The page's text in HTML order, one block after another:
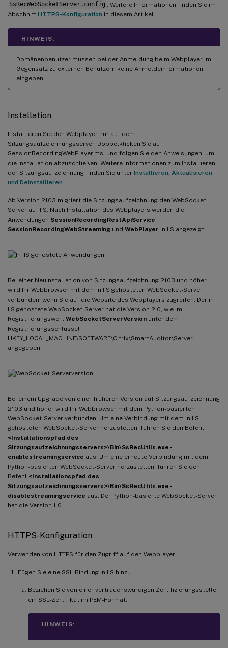
SsRecWebSocketServer.config
. Weitere Informationen finden Sie im
Abschnitt HTTPS-Konfiguration in diesem Artikel.
HINWEIS:
Domänenbenutzer müssen bei der Anmeldung beim Webplayer im
Gegensatz zu externen Benutzern keine Anmeldeinformationen
eingeben.
Installation
Installieren Sie den Webplayer nur auf dem
Sitzungsaufzeichnungsserver. Doppelklicken Sie auf
SessionRecordingWebPlayer.msi und folgen Sie den Anweisungen, um
die Installation abzuschließen. Weitere Informationen zum Installieren
der Sitzungsaufzeichnung finden Sie unter Installieren, Aktualisieren
und Deinstallieren
Ab Version 2103 migriert die Sitzungsaufzeichnung den WebSocket-
Server auf IIS. Nach Installation des Webplayers werden die
Anwendungen SessionRecordingRestApiService
SessionRecordingWebStreaming und WebPlayer in IIS angezeigt.
Bei einer Neuinstallation von Sitzungsaufzeichnung 2103 und höher
wird Ihr Webbrowser mit dem in IIS gehosteten WebSocket-Server
verbunden, wenn Sie auf die Website des Webplayers zugreifen. Der in
IIS gehostete WebSocket-Server hat die Version 2.0, wie im
Registrierungswert WebSocketServerVersion unter dem
Registrierungsschlüssel
HKEY_LOCAL_MACHINE\SOFTWARE\Citrix\SmartAuditor\Server
angegeben.
Bei einem Upgrade von einer früheren Version auf Sitzungsaufzeichnung
2103 und höher wird Ihr Webbrowser mit dem Python-basierten
WebSocket-Server verbunden. Um eine Verbindung mit dem in IIS
gehosteten WebSocket-Server herzustellen, führen Sie den Befehl
<Installationspfad des
Sitzungsaufzeichnungsservers>\Bin\SsRecUtils.exe -
enablestreamingservice aus. Um eine erneute Verbindung mit dem
Python-basierten WebSocket-Server herzustellen, führen Sie den
Befehl <Installationspfad des
Sitzungsaufzeichnungsservers>\Bin\SsRecUtils.exe -
disablestreamingservice aus. Der Python-basierte WebSocket-Server
hat die Version 1.0.
HTTPS-Konfiguration
Verwenden von HTTPS für den Zugriff auf den Webplayer:
Fügen Sie eine SSL-Bindung in IIS hinzu.
Beziehen Sie von einer vertrauenswürdigen Zertifizierungsstelle
ein SSL-Zertifikat im PEM-Format.
HINWEIS: